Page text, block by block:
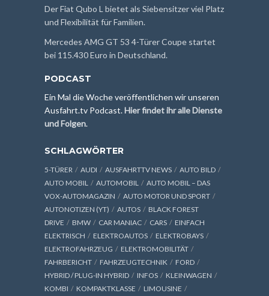
Der Fiat Qubo L bietet als Siebensitzer viel Platz
und Flexibilität für Familien.
Mercedes AMG GT 53 4-Türer Coupe startet
bei 115.430 Euro in Deutschland.
PODCAST
Ein Mal die Woche veröffentlichen wir unseren
Ausfahrt.tv Podcast.Hier findet ihr alle Dienste
und Folgen.
SCHLAGWÖRTER
5-TÜRER AUDI AUSFAHRTTV NEWS
AUTO BILD
AUTO MOBIL
AUTOMOBIL
AUTO MOBIL – DAS
VOX-AUTOMAGAZIN
AUTO MOTOR UND SPORT
AUTONOTIZEN (YT)
AUTOS
BLACK FOREST
DRIVE
BMW CAR MANIAC CARS
EINFACH
ELEKTRISCH
ELEKTROAUTOS
ELEKTROBAYS
ELEKTROFAHRZEUG
ELEKTROMOBILITÄT
FAHRBERICHT
FAHRZEUGTECHNIK
FORD
HYBRID / PLUG-IN HYBRID
INFOS
KLEINWAGEN
KOMBI
KOMPAKTKLASSE
LIMOUSINE